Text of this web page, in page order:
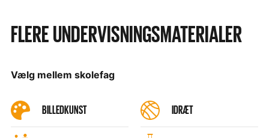
FLERE UNDERVISNINGSMATERIALER
Vælg mellem skolefag
BILLEDKUNST IDRÆT